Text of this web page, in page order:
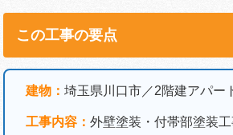
この工事の要点
建物： 埼玉県川口市／2階建アパー
工事内容： 外壁塗装・付帯部塗装